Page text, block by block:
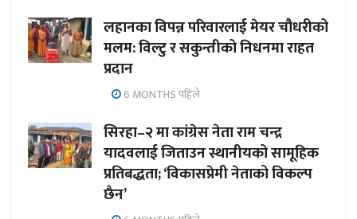
लहानका विपन्न परिवारलाई मेयर चौधरीको
मलम: विल्टु र सकुन्तीको निधनमा राहत
प्रदान
6 MONTHS पहिले
सिरहा–२ मा कांग्रेस नेता राम चन्द्र
यादवलाई जिताउन स्थानीयको सामूहिक
प्रतिबद्धता; ‘विकासप्रेमी नेताको विकल्प
छैन’